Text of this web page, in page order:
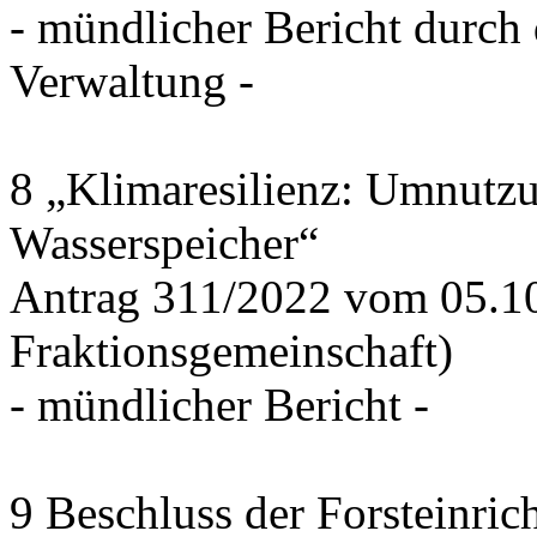
- mündlicher Bericht
Verwaltung -
8 „Klimaresilienz:
Wasserspeicher“
Antrag 311/2022 vom
Fraktionsgemeinschaft)
- mündlicher Bericht -
9 Beschluss der